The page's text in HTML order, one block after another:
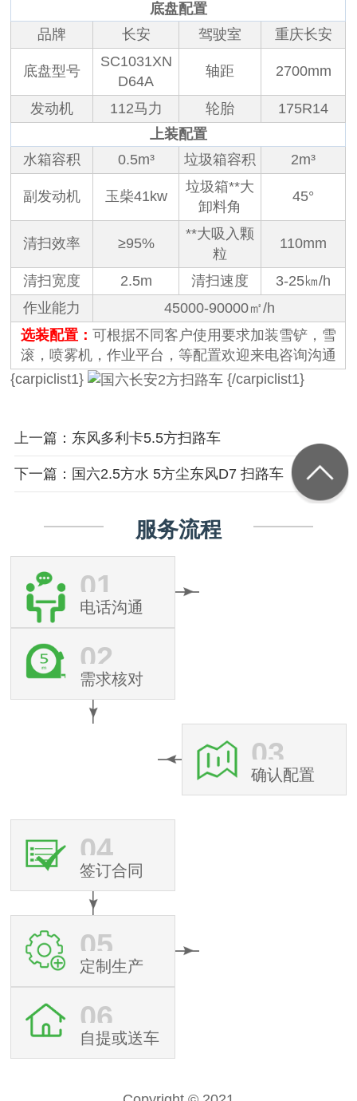
底盘配置
品牌
长安 驾驶室 重庆长安
底盘型号
SC1031XN
D64A
轴距 2700mm
发动机 112马力 轮胎
175R14
上装配置
水箱容积
0.5m³ 垃圾箱容积 2m³
副发动机 玉柴41kw
垃圾箱**大
卸料角
45°
清扫效率 ≥95%
**大吸入颗
粒
110mm
清扫宽度 2.5m 清扫速度
3-25㎞/h
作业能力
45000-90000㎡/h
选装配置： 可根据不同客户使用要求加装雪铲，雪
滚，喷雾机，作业平台，等配置欢迎来电咨询沟通
{carpiclist1}
{/carpiclist1}
上一篇：东风多利卡5.5方扫路车
下一篇：国六2.5方水 5方尘东风D7 扫路车
服务流程
01
电话沟通
02
需求核对
03
确认配置
04
签订合同
05
定制生产
06
自提或送车